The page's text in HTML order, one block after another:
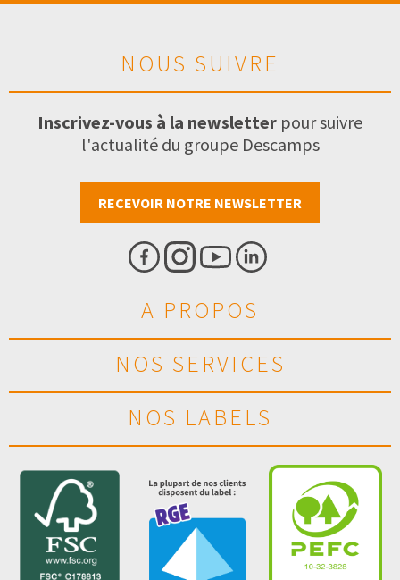
NOUS SUIVRE
Inscrivez-vous à la newsletter pour suivre
l'actualité du groupe Descamps
RECEVOIR NOTRE NEWSLETTER
A PROPOS
NOS SERVICES
NOS LABELS